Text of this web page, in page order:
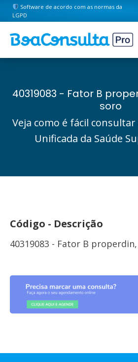
Software de acordo com as normas da
LGPD
40319083 - Fator B
soro
Veja como é fácil
Unificada da Saúde
Código - Descrição
40319083 - Fator B